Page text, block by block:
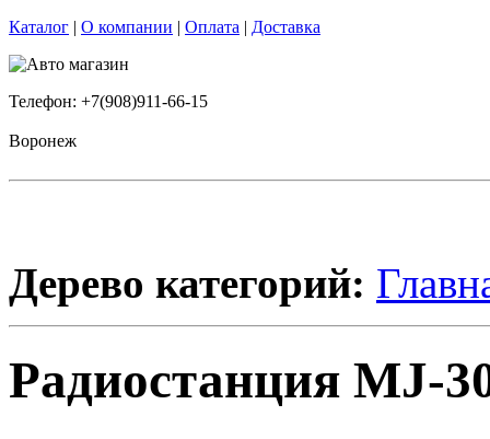
Каталог | О компании | Оплата | Доставка
Телефон: +7(908)911-66-15
Воронеж
Дерево категорий:
Радиостанция MJ-